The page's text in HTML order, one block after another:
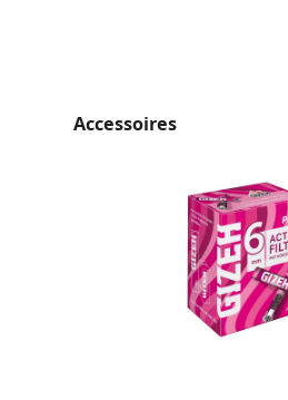
Ignorer la galerie de produits
Accessoires